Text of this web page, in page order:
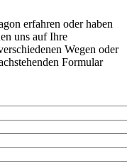
erfahren oder haben
uns auf Ihre
Wegen oder
Formular